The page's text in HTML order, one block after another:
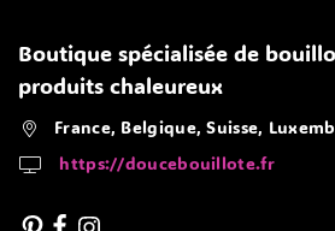
Boutique spécialisée de
produits chaleureux
France, Belgique, Suisse,
https://doucebouillote.fr